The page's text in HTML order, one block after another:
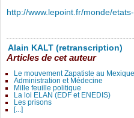
http://www.lepoint.fr/monde/etats-
Alain KALT (retranscription)
Articles de cet auteur
Le mouvement Zapatiste au Mexique
Administration et Médecine
Mille feuille politique
La loi ELAN (EDF et ENEDIS)
Les prisons
[...]